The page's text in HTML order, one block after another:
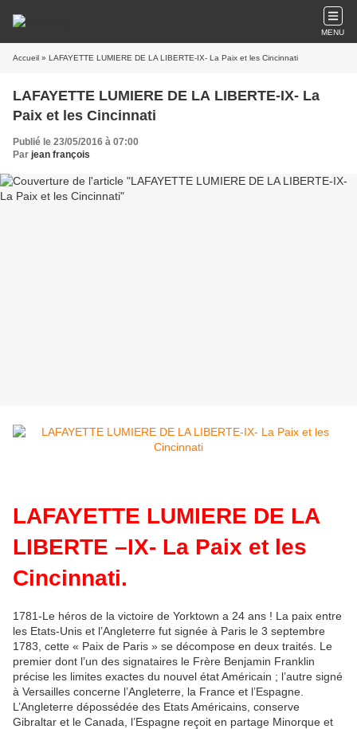
MENU
Accueil » LAFAYETTE LUMIERE DE LA LIBERTE-IX- La Paix et les Cincinnati
LAFAYETTE LUMIERE DE LA LIBERTE-IX- La
Paix et les Cincinnati
Publié le 23/05/2016 à 07:00
Par jean françois
LAFAYETTE LUMIERE DE LA
LIBERTE –IX- La Paix et les
Cincinnati.
1781-Le héros de la victoire de Yorktown a 24 ans ! La paix entre
les Etats-Unis et l’Angleterre fut signée à Paris le 3 septembre
1783, cette « Paix de Paris » se décompose en deux traités. Le
premier dont l’un des signataires le Frère Benjamin Franklin
précise les limites exactes du nouvel état Américain ; l’autre signé
à Versailles concerne l’Angleterre, la France et l’Espagne.
L’Angleterre dépossédée des Etats Américains, conserve
Gibraltar et le Canada, l’Espagne reçoit en partage Minorque et